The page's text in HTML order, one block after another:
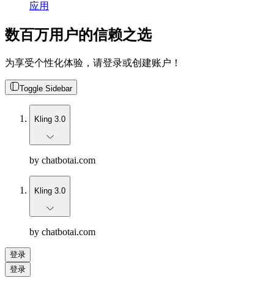
应用
数百万用户的信赖之选
为享受个性化体验，请登录或创建账户！
Toggle Sidebar
Kling 3.0
by chatbotai.com
Kling 3.0
by chatbotai.com
登录
登录